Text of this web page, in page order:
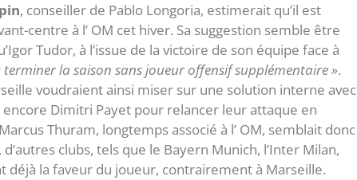
, conseiller de Pablo Longoria, estimerait qu’il est
centre à l’ OM cet hiver. Sa suggestion semble être
Tudor, à l’issue de la victoire de son équipe face à
terminer la saison sans joueur offensif supplémentaire ».
voudraient ainsi miser sur une solution interne avec
Dimitri Payet pour relancer leur attaque en
Thuram, longtemps associé à l’ OM, semblait donc
clubs, tels que le Bayern Munich, l’Inter Milan,
déjà la faveur du joueur, contrairement à Marseille.